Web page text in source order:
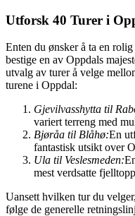
Utforsk 40 Turer i
Enten du ønsker å ta en
bestige en av Oppdals
utvalg av turer å velge
turene i Oppdal:
Gjevilvasshytta til
variert terreng med
Bjøråa til Blåhø:En
fantastisk utsikt over
Ula til Veslesmeden:
mest verdsatte
Uansett hvilken tur du
følge de generelle